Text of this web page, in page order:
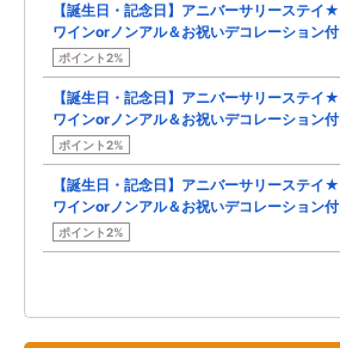
【誕生日・記念日】アニバーサリーステイ★
ワインorノンアル＆お祝いデコレーション付
ポイント2%
【誕生日・記念日】アニバーサリーステイ★
ワインorノンアル＆お祝いデコレーション付
ポイント2%
【誕生日・記念日】アニバーサリーステイ★
ワインorノンアル＆お祝いデコレーション付
ポイント2%